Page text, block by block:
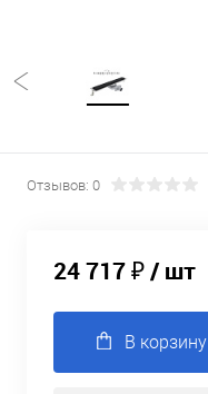
Отзывов: 0
24 717 ₽/ шт
В корзину